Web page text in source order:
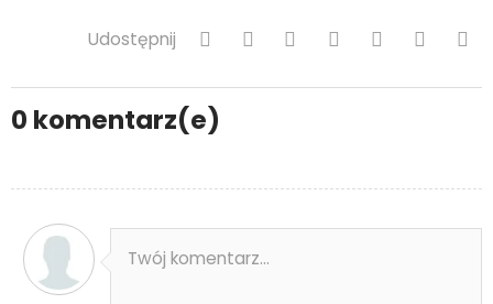
Udostępnij
0 komentarz(e)
Twój komentarz...